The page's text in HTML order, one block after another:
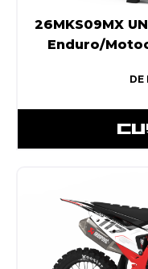
26MKS09MX
Enduro/
DE